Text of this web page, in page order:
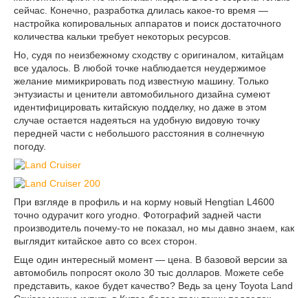
сейчас. Конечно, разработка длилась какое-то время —
настройка копировальных аппаратов и поиск достаточного
количества кальки требует некоторых ресурсов.
Но, судя по неизбежному сходству с оригиналом, китайцам
все удалось. В любой точке наблюдается неудержимое
желание мимикрировать под известную машину. Только
энтузиасты и ценители автомобильного дизайна сумеют
идентифицировать китайскую подделку, но даже в этом
случае остается надеяться на удобную видовую точку
передней части с небольшого расстояния в солнечную
погоду.
При взгляде в профиль и на корму новый Hengtian L4600
точно одурачит кого угодно. Фотографий задней части
производитель почему-то не показал, но мы давно знаем, как
выглядит китайское авто со всех сторон.
Еще один интересный момент — цена. В базовой версии за
автомобиль попросят около 30 тыс долларов. Можете себе
представить, какое будет качество? Ведь за цену Toyota Land